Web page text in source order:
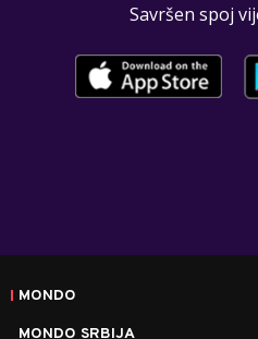
Savršen spoj
MONDO
MONDO SRBIJA